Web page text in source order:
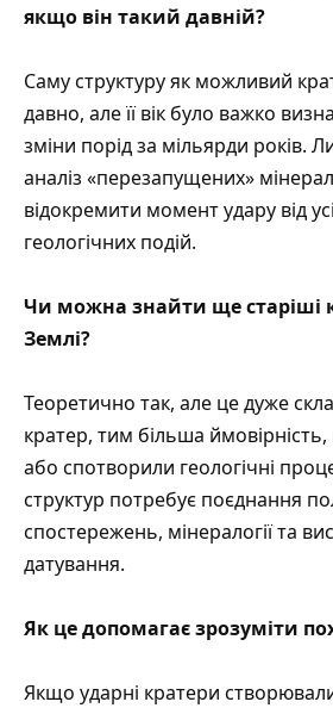
якщо він такий давній?
Саму структуру як можливий
давно, але її вік було важко
зміни порід за мільярди років.
аналіз «перезапущених»
відокремити момент удару від
геологічних подій.
Чи можна знайти ще старіші
Землі?
Теоретично так, але це дуже
кратер, тим більша
або спотворили геологічні
структур потребує поєднання
спостережень, мінералогії та
датування.
Як це допомагає зрозуміти
Якщо ударні кратери створювали